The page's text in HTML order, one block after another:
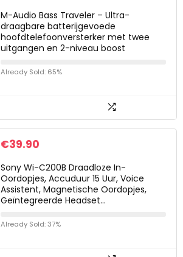
M-Audio Bass Traveler – Ultra-
draagbare batterijgevoede
hoofdtelefoonversterker met twee
uitgangen en 2-niveau boost
Already Sold: 65%
€39.90
Sony Wi-C200B Draadloze In-
Oordopjes, Accuduur 15 Uur, Voice
Assistent, Magnetische Oordopjes,
Geïntegreerde Headset…
Already Sold: 37%